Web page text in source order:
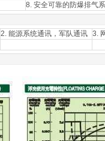
8. 安全可靠的防爆排气系
2. 能源系统通讯，军队通讯 3.